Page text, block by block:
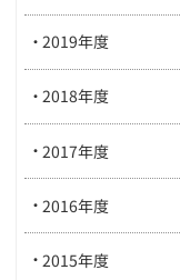
2019年度
2018年度
2017年度
2016年度
2015年度